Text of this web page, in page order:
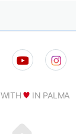
WITH IN PALMA